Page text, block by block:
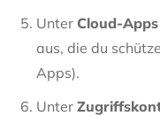
Unter Cloud-
aus, die du
Apps).
Unter